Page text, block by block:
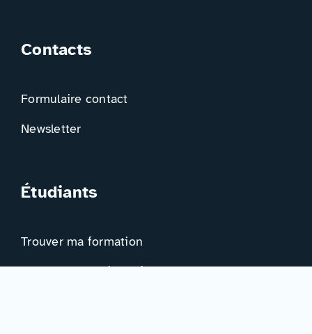
Contacts
Formulaire contact
Newsletter
Étudiants
Trouver ma formation
Trouver mon orientation